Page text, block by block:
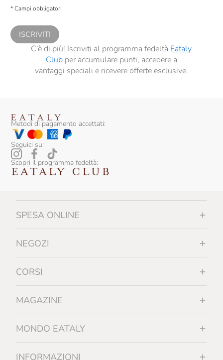
comunicazioni commerciali personalizzate, in caso di consenso prestato ai
* Campi obbligatori
ISCRIVITI
C’è di più! Iscriviti al programma fedeltà Eataly
Clubper accumulare punti, accedere a
vantaggi speciali e ricevere offerte esclusive.
Metodi di pagamento accettati:
Seguici su:
Scopri il programma fedeltà:
SPESA ONLINE
NEGOZI
CORSI
MAGAZINE
MONDO EATALY
INFORMAZIONI